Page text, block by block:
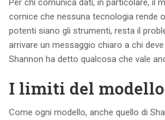
cornice che nessuna tecnologia rende
potenti siano gli strumenti, resta il
arrivare un messaggio chiaro a chi
Shannon ha detto qualcosa che vale
I limiti del modello
Come ogni modello, anche quello di